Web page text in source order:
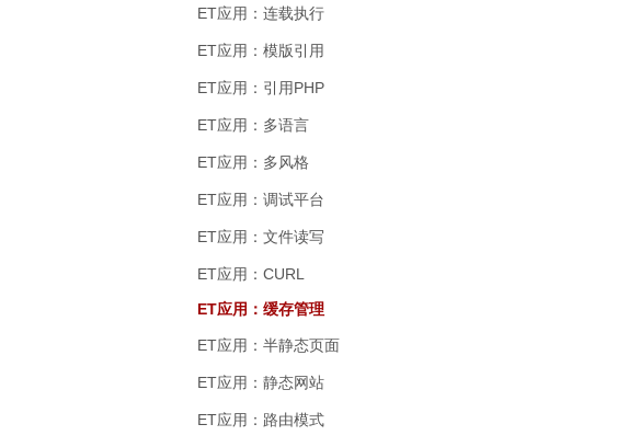
ET应用：连载执行
ET应用：模版引用
ET应用：引用PHP
ET应用：多语言
ET应用：多风格
ET应用：调试平台
ET应用：文件读写
ET应用：CURL
ET应用：缓存管理
ET应用：半静态页面
ET应用：静态网站
ET应用：路由模式